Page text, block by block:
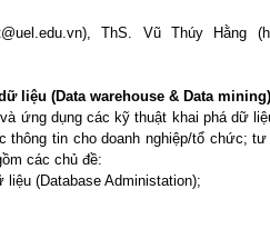
ThS. Vũ Thúy Hằng
liệu (Data warehouse & Data mining)
ứng dụng các kỹ thuật khai phá dữ
thông tin cho doanh nghiệp/tổ chức;
các chủ đề:
(Database Administation);